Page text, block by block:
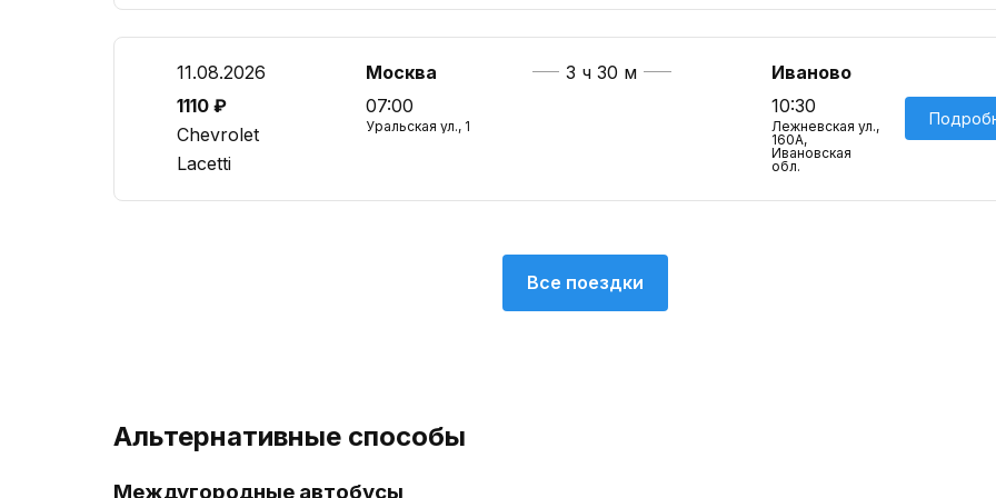
11.08.2026
1110 ₽
Chevrolet
Lacetti
Москва
07:00
Уральская ул., 1
3 ч 30 м
Иваново
10:30
Лежневская ул.,
160А,
Ивановская
обл.
Все поездки
Альтернативные способы
Междугородные автобусы